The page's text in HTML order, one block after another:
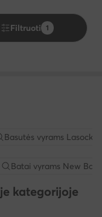
Filtruoti 1
Basutės vyrams Lasocki
Batai vyrams New
kategorijoje